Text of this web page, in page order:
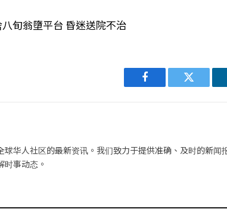
旬翁墮平台 昏迷送院不治
Facebook Twitter
球华人社区的最新资讯。我们致力于提供准确、及时的新闻
事动态。